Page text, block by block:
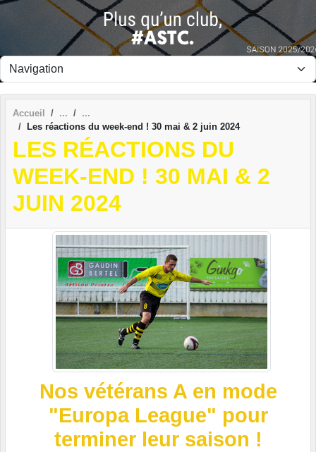
Accueil
Les réactions du week-end ! 30 mai & 2 juin 2024
LES RÉACTIONS DU
WEEK-END ! 30 MAI & 2
JUIN 2024
Nos vétérans A en mode
"Europa League" pour
terminer leur saison !
Panneau de gestion des cookies